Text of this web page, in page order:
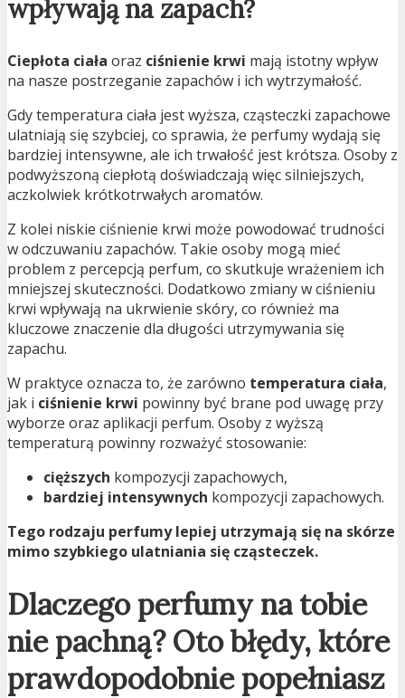
wpływają na zapach?
Ciepłota ciała oraz ciśnienie krwi mają istotny wpływ
na nasze postrzeganie zapachów i ich wytrzymałość.
Gdy temperatura ciała jest wyższa, cząsteczki zapachowe
ulatniają się szybciej, co sprawia, że perfumy wydają się
bardziej intensywne, ale ich trwałość jest krótsza. Osoby z
podwyższoną ciepłotą doświadczają więc silniejszych,
aczkolwiek krótkotrwałych aromatów.
Z kolei niskie ciśnienie krwi może powodować trudności
w odczuwaniu zapachów. Takie osoby mogą mieć
problem z percepcją perfum, co skutkuje wrażeniem ich
mniejszej skuteczności. Dodatkowo zmiany w ciśnieniu
krwi wpływają na ukrwienie skóry, co również ma
kluczowe znaczenie dla długości utrzymywania się
zapachu.
W praktyce oznacza to, że zarówno temperatura ciała,
jak i ciśnienie krwi powinny być brane pod uwagę przy
wyborze oraz aplikacji perfum. Osoby z wyższą
temperaturą powinny rozważyć stosowanie:
cięższych kompozycji zapachowych,
bardziej intensywnych kompozycji zapachowych.
Tego rodzaju perfumy lepiej utrzymają się na skórze
mimo szybkiego ulatniania się cząsteczek.
Dlaczego perfumy na tobie
nie pachną? Oto błędy, które
prawdopodobnie popełniasz